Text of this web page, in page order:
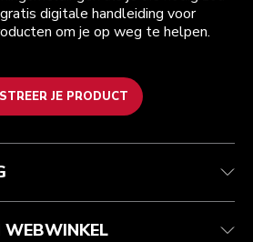
digitale handleiding voor
om je op weg te helpen.
JE PRODUCT